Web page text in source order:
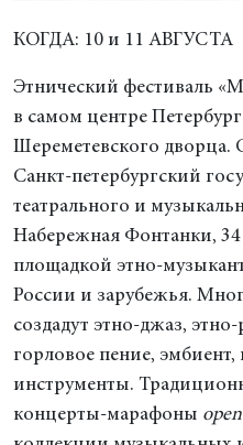
КОГДА: 10 и 11 АВГУСТА
Этнический фестиваль
в самом центре
Шереметевского дворца.
Санкт-петербургский
театрального и
Набережная Фонтанки, 34
площадкой этно-
России и зарубежья.
создадут этно-джаз,
горловое пение,
инструменты.
концерты-марафоны